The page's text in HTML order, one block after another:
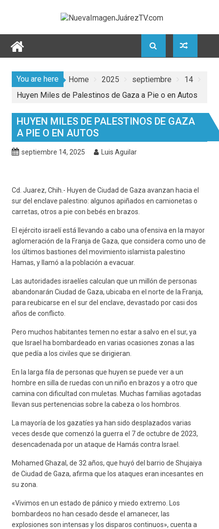
You are here Home 2025 septiembre
14
Huyen Miles de Palestinos de Gaza a Pie o en Autos
HUYEN MILES DE PALESTINOS DE GAZA
A PIE O EN AUTOS
septiembre 14, 2025 Luis Aguilar
Cd. Juarez, Chih.- Huyen de Ciudad de Gaza avanzan hacia el
sur del enclave palestino: algunos apiñados en camionetas o
carretas, otros a pie con bebés en brazos.
El ejército israelí está llevando a cabo una ofensiva en la mayor
aglomeración de la Franja de Gaza, que considera como uno de
los últimos bastiones del movimiento islamista palestino
Hamas, y llamó a la población a evacuar.
Las autoridades israelíes calculan que un millón de personas
abandonarán Ciudad de Gaza, ubicaba en el norte de la Franja,
para reubicarse en el sur del enclave, devastado por casi dos
años de conflicto.
Pero muchos habitantes temen no estar a salvo en el sur, ya
que Israel ha bombardeado en varias ocasiones zonas a las
que pedía a los civiles que se dirigieran.
En la larga fila de personas que huyen se puede ver a un
hombre en silla de ruedas con un niño en brazos y a otro que
camina con dificultad con muletas. Muchas familias agotadas
llevan sus pertenencias sobre la cabeza o los hombros.
La mayoría de los gazatíes ya han sido desplazados varias
veces desde que comenzó la guerra el 7 de octubre de 2023,
desencadenada por un ataque de Hamás contra Israel.
Mohamed Ghazal, de 32 años, que huyó del barrio de Shujaiya
de Ciudad de Gaza, afirma que los ataques eran incesantes en
su zona.
«Vivimos en un estado de pánico y miedo extremo. Los
bombardeos no han cesado desde el amanecer, las
explosiones son intensas y los disparos continuos», cuenta a